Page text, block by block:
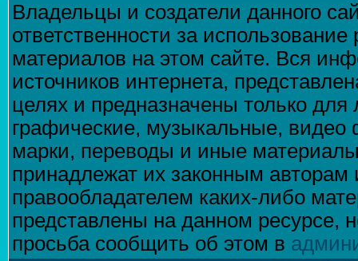
Владельцы и создатели данного
ответственности за
материалов на этом сайте. Вся
источников интернета,
целях и предназначены только для
графические, музыкальные,
марки, переводы и иные
принадлежат их законным
правообладателем каких-либо
представлены на данном ресурсе,
просьба сообщить об этом в